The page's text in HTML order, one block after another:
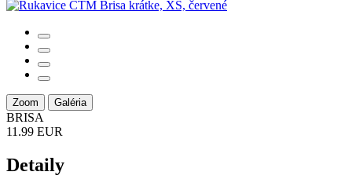
Zoom Galéria
BRISA
11.99 EUR
Detaily